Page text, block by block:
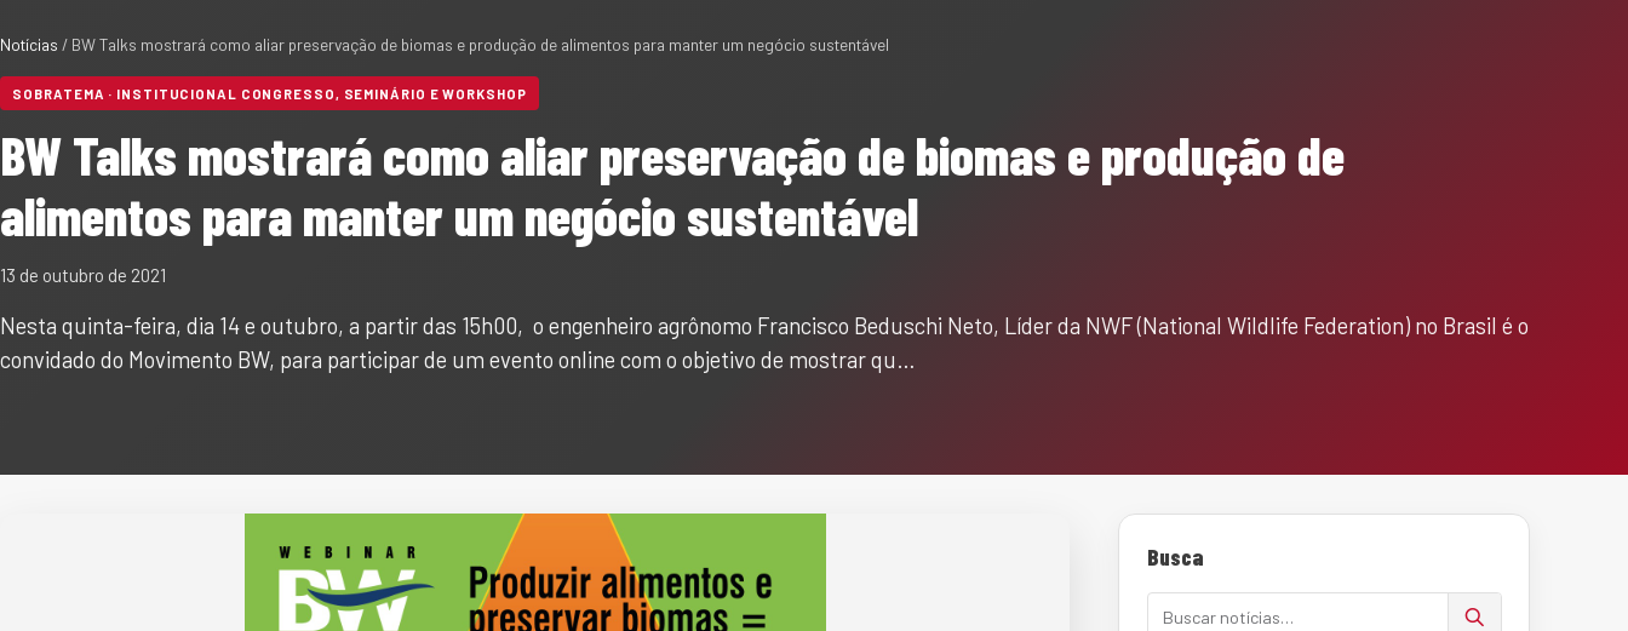
Notícias / BW Talks mostrará como aliar preservação de biomas e produção de alimentos para manter um negócio sustentável
SOBRATEMA · INSTITUCIONAL CONGRESSO, SEMINÁRIO E WORKSHOP
BW Talks mostrará como aliar preservação de biomas e produção de
alimentos para manter um negócio sustentável
13 de outubro de 2021
Nesta quinta-feira, dia 14 e outubro, a partir das 15h00, o engenheiro agrônomo Francisco Beduschi Neto, Líder da NWF (National Wildlife Federation) no Brasil é o
convidado do Movimento BW, para participar de um evento online com o objetivo de mostrar qu…
Busca
Buscar notícias